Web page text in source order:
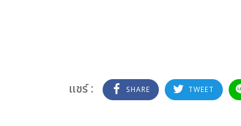
แชร์ : SHARE TWEET